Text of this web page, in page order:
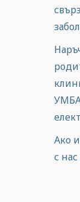
Ако
с